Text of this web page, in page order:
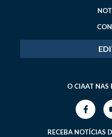
O CIAAT NAS
RECEBA NOTÍCIAS